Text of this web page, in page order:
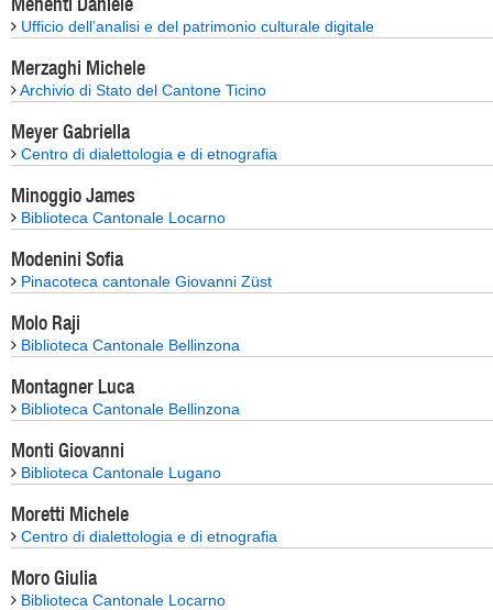
Ufficio dell’analisi e del patrimonio culturale digitale
Merzaghi Michele
Archivio di Stato del Cantone Ticino
Meyer Gabriella
Centro di dialettologia e di etnografia
Minoggio James
Biblioteca Cantonale Locarno
Modenini Sofia
Pinacoteca cantonale Giovanni Züst
Molo Raji
Biblioteca Cantonale Bellinzona
Montagner Luca
Biblioteca Cantonale Bellinzona
Monti Giovanni
Biblioteca Cantonale Lugano
Moretti Michele
Centro di dialettologia e di etnografia
Moro Giulia
Biblioteca Cantonale Locarno